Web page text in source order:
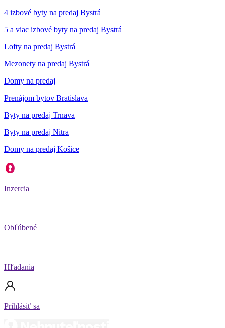
4 izbové byty na predaj Bystrá
5 a viac izbové byty na predaj Bystrá
Lofty na predaj Bystrá
Mezonety na predaj Bystrá
Domy na predaj
Prenájom bytov Bratislava
Byty na predaj Trnava
Byty na predaj Nitra
Domy na predaj Košice
Inzercia
Obľúbené
Hľadania
Prihlásiť sa